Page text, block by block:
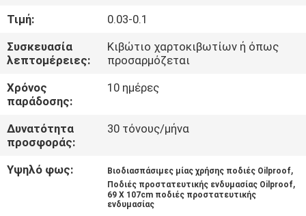
ΕΠΙΚΟΙΝΩΝΉΣΤΕ
ΜΑΖΊ
ΜΑΣ
ΕΙΔΉΣΕΙΣ
ΖΗΤΉΣΤΕ
Τιμή:
0.03-0.1
Συσκευασία
λεπτομέρειες:
Κιβώτιο χαρτοκιβωτίων ή όπως
προσαρμόζεται
Χρόνος
παράδοσης:
10 ημέρες
Δυνατότητα
προσφοράς:
30 τόνους/μήνα
Υψηλό φως: Βιοδιασπάσιμες μίας χρήσης ποδιές Oilproof,
Ποδιές προστατευτικής ενδυμασίας Oilproof,
69 X 107cm ποδιές προστατευτικής
ενδυμασίας